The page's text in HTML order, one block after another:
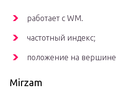
работает с WM.
частотный индекс;
положение на вершине
Mirzam